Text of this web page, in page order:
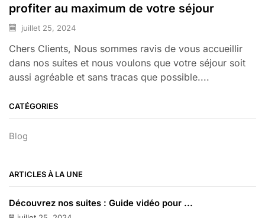
profiter au maximum de votre séjour
juillet 25, 2024
Chers Clients, Nous sommes ravis de vous accueillir
dans nos suites et nous voulons que votre séjour soit
aussi agréable et sans tracas que possible....
CATÉGORIES
Blog
ARTICLES À LA UNE
Découvrez nos suites : Guide vidéo pour ...